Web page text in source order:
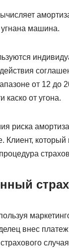
машина.
от 12
каско от угона.
риска
Клиент,
внес